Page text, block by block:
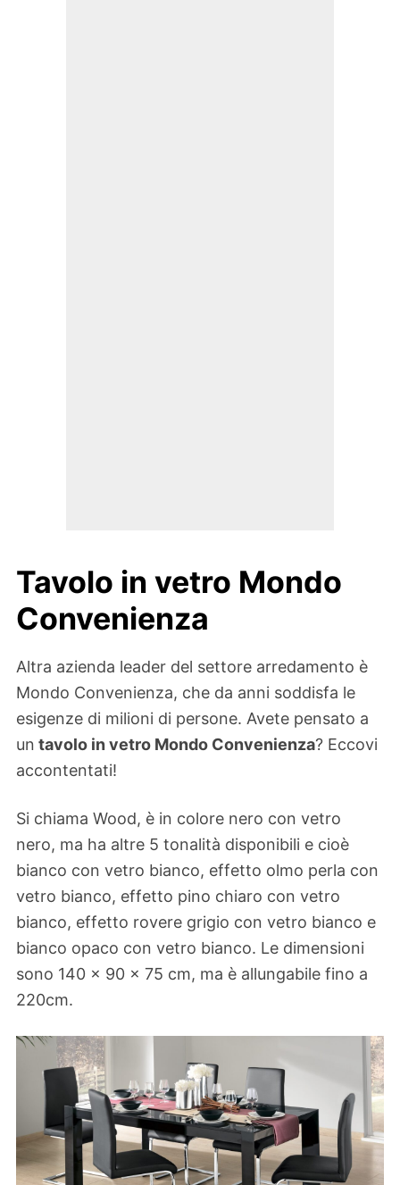
Tavolo in vetro Mondo
Convenienza
Altra azienda leader del settore arredamento è
Mondo Convenienza, che da anni soddisfa le
esigenze di milioni di persone. Avete pensato a
un tavolo in vetro Mondo Convenienza? Eccovi
accontentati!
Si chiama Wood, è in colore nero con vetro
nero, ma ha altre 5 tonalità disponibili e cioè
bianco con vetro bianco, effetto olmo perla con
vetro bianco, effetto pino chiaro con vetro
bianco, effetto rovere grigio con vetro bianco e
bianco opaco con vetro bianco. Le dimensioni
sono 140 x 90 x 75 cm, ma è allungabile fino a
220cm.